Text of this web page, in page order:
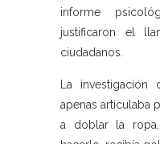
informe
justificaron el
ciudadanos.
La investigación
apenas articulaba
a doblar la